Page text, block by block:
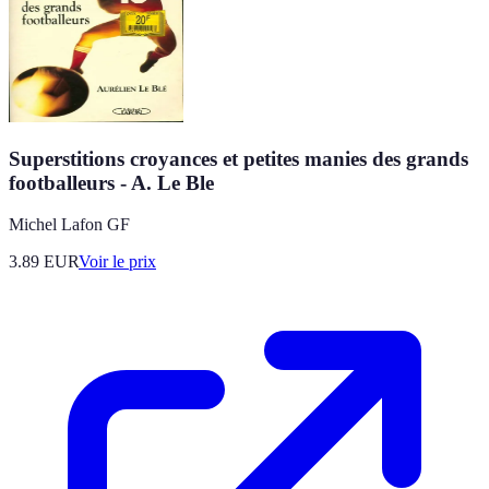
Superstitions croyances et petites manies des grands
footballeurs - A. Le Ble
Michel Lafon GF
3.89 EURVoir le prix